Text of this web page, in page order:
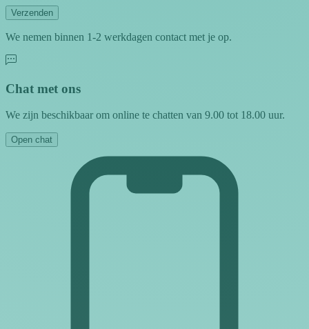
Verzenden
We nemen binnen 1-2 werkdagen contact met je op.
Chat met ons
We zijn beschikbaar om online te chatten van 9.00 tot 18.00 uur.
Open chat